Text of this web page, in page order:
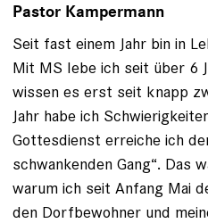
Pastor Kampermann
Seit fast einem Jahr bin in
Mit MS lebe ich seit über 6
wissen es erst seit knapp
Jahr habe ich
Gottesdienst erreiche ich
schwankenden Gang“. Das
warum ich seit Anfang Mai
den Dorfbewohner und